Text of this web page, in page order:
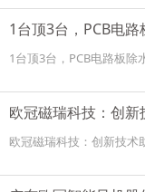
1台顶3台，PCB电
1台顶3台，PCB电路板除
欧冠磁瑞科技：创
欧冠磁瑞科技：创新技术